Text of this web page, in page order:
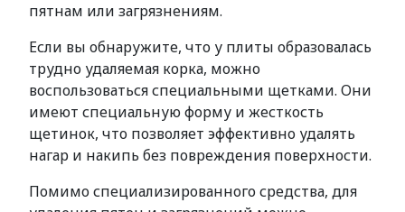
пятнам или загрязнениям.
Если вы обнаружите, что у плиты образовалась
трудно удаляемая корка, можно
воспользоваться специальными щетками. Они
имеют специальную форму и жесткость
щетинок, что позволяет эффективно удалять
нагар и накипь без повреждения поверхности.
Помимо специализированного средства, для